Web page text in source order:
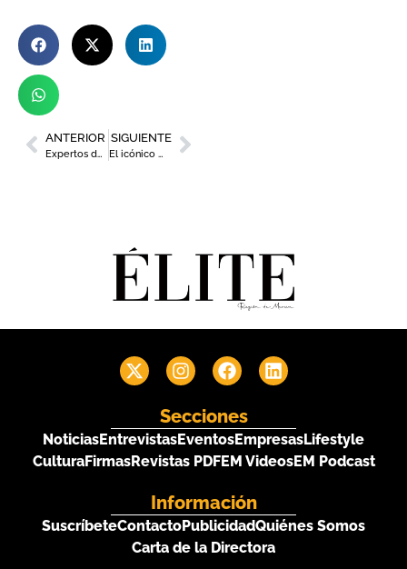
ANTERIOR
Expertos de primer nivel analizan los ciberataques a empresas en el Cibersecurity Day de Inforges
SIGUIENTE
El icónico Miguel Ríos llega este sábado a Murcia con ‘El último vals’
Secciones
NoticiasEntrevistasEventosEmpresasLifestyle
CulturaFirmasRevistas PDFEM VideosEM Podcast
Información
SuscríbeteContactoPublicidadQuiénes Somos
Carta de la Directora